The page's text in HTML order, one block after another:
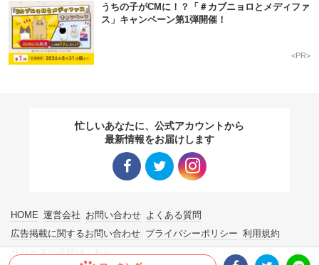
うちの子がCMに！？「＃カブニョロとメディファ
ス」キャンペーン第1弾開催！
<PR>
忙しいあなたに、公式アカウントから
最新情報をお届けします
ク ク
HOME 運営会社 お問い合わせ よくある質問
広告掲載に関するお問い合わせ プライバシーポリシー 利用規約